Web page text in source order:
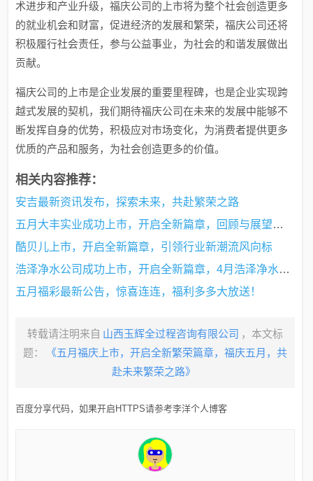
术进步和产业升级，福庆公司的上市将为整个社会创造更多
的就业机会和财富，促进经济的发展和繁荣，福庆公司还将
积极履行社会责任，参与公益事业，为社会的和谐发展做出
贡献。
福庆公司的上市是企业发展的重要里程碑，也是企业实现跨
越式发展的契机，我们期待福庆公司在未来的发展中能够不
断发挥自身的优势，积极应对市场变化，为消费者提供更多
优质的产品和服务，为社会创造更多的价值。
相关内容推荐：
安吉最新资讯发布，探索未来，共赴繁荣之路
五月大丰实业成功上市，开启全新篇章，回顾与展望的盛事
酷贝儿上市，开启全新篇章，引领行业新潮流风向标
浩泽净水公司成功上市，开启全新篇章，4月浩泽净水市场迎来新里程碑
五月福彩最新公告，惊喜连连，福利多多大放送！
转载请注明来自 山西玉辉全过程咨询有限公司 ，本文标
题：
《五月福庆上市，开启全新繁荣篇章，福庆五月，共
赴未来繁荣之路》
百度分享代码，如果开启HTTPS请参考李洋个人博客